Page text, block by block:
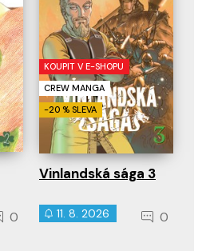
0
KOUPIT V E-SHOPU
CREW MANGA
-20 % SLEVA
Vinlandská sága 3
11. 8. 2026 0